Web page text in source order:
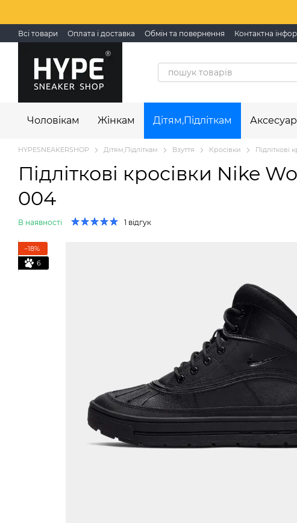
Всі товари Оплата і доставка Обмін та повернення Контактна
Чоловікам Жінкам Дітям,Підліткам
HYPESNEAKERSHOP Дітям,Підліткам Взуття Кросівки Підліткові
Підліткові кросівки Nike
004
В наявності 1 відгук
−18%
6